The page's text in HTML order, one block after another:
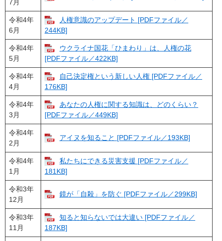
7月
令和4年
6月
人権意識のアップデート [PDFファイル／
244KB]
令和4年
5月
ウクライナ国花「ひまわり」は、人権の花
[PDFファイル／422KB]
令和4年
4月
自己決定権という新しい人権 [PDFファイル／
176KB]
令和4年
3月
あなたの人権に関する知識は、どのくらい？
[PDFファイル／449KB]
令和4年
2月
アイヌを知ること [PDFファイル／193KB]
令和4年
1月
私たちにできる災害支援 [PDFファイル／
181KB]
令和3年
12月
鏡が「自殺」を防ぐ [PDFファイル／299KB]
令和3年
11月
知ると知らないでは大違い [PDFファイル／
187KB]